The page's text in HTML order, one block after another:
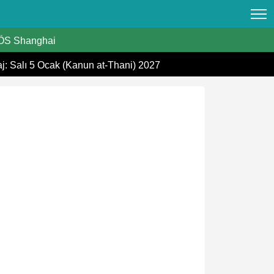
Shanghai
Salı 5 Ocak (Kanun at-Thani) 2027